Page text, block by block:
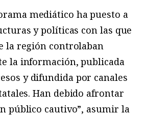
mediático ha puesto a
y políticas con las que
la región controlaban
la información, publicada
y difundida por canales
Han debido afrontar
público cautivo”, asumir la